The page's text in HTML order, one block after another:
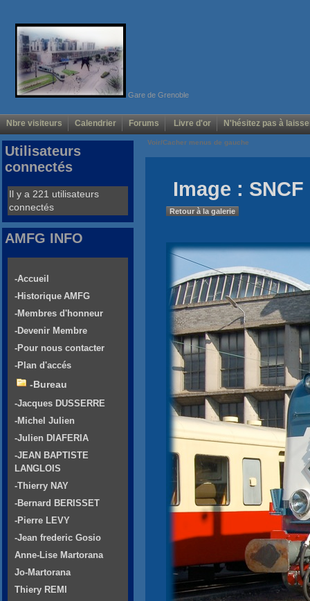
Gare de Grenoble
Nbre visiteurs Calendrier Forums Livre d'or N'hésitez pas à
Voir/Cacher menus de gauche
Image :
Retour à la galerie
Utilisateurs
connectés
Il y a 221 utilisateurs
connectés
AMFG INFO
-Accueil
-Historique AMFG
-Membres d'honneur
-Devenir Membre
-Pour nous contacter
-Plan d'accés
-Bureau
-Jacques DUSSERRE
-Michel Julien
-Julien DIAFERIA
-JEAN BAPTISTE
LANGLOIS
-Thierry NAY
-Bernard BERISSET
-Pierre LEVY
-Jean frederic Gosio
Anne-Lise Martorana
Jo-Martorana
Thiery REMI